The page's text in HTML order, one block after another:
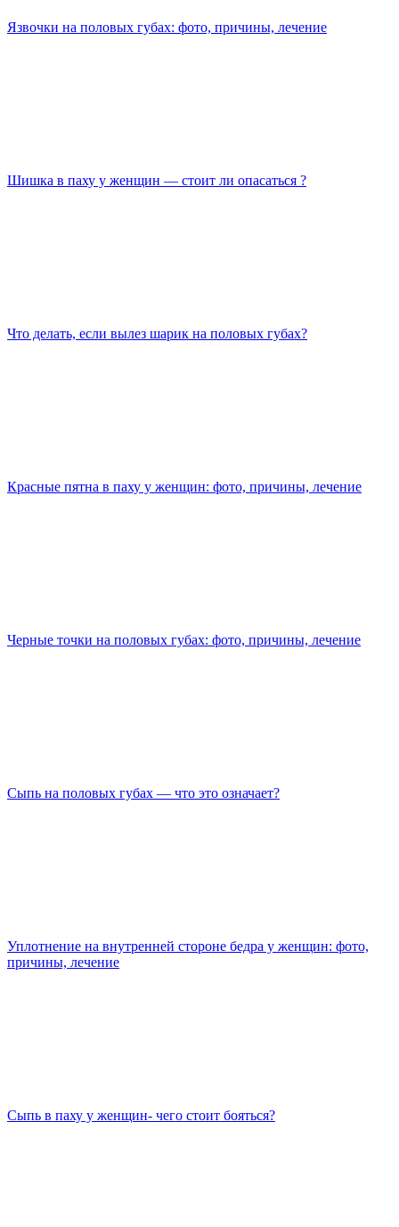
Язвочки на половых губах: фото, причины, лечение
Шишка в паху у женщин — стоит ли опасаться ?
Что делать, если вылез шарик на половых губах?
Красные пятна в паху у женщин: фото, причины, лечение
Черные точки на половых губах: фото, причины, лечение
Сыпь на половых губах — что это означает?
Уплотнение на внутренней стороне бедра у женщин: фото,
причины, лечение
Сыпь в паху у женщин- чего стоит бояться?